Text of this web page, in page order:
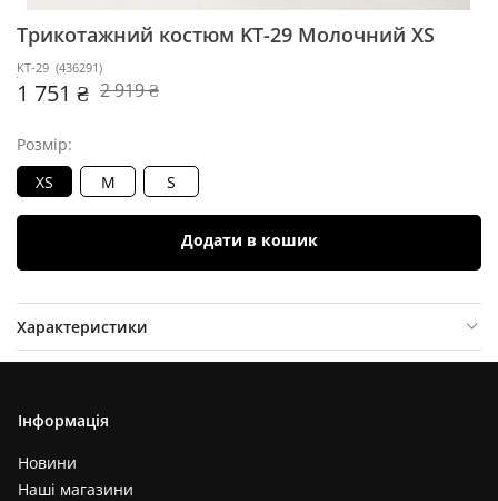
Трикотажний костюм KT-29 Молочний XS
KT-29 (436291)
1 751 ₴ 2 919 ₴
Розмір:
XS
M S
Додати в кошик
Характеристики
Відгуки (0)
Інформація
Новини
Наші магазини